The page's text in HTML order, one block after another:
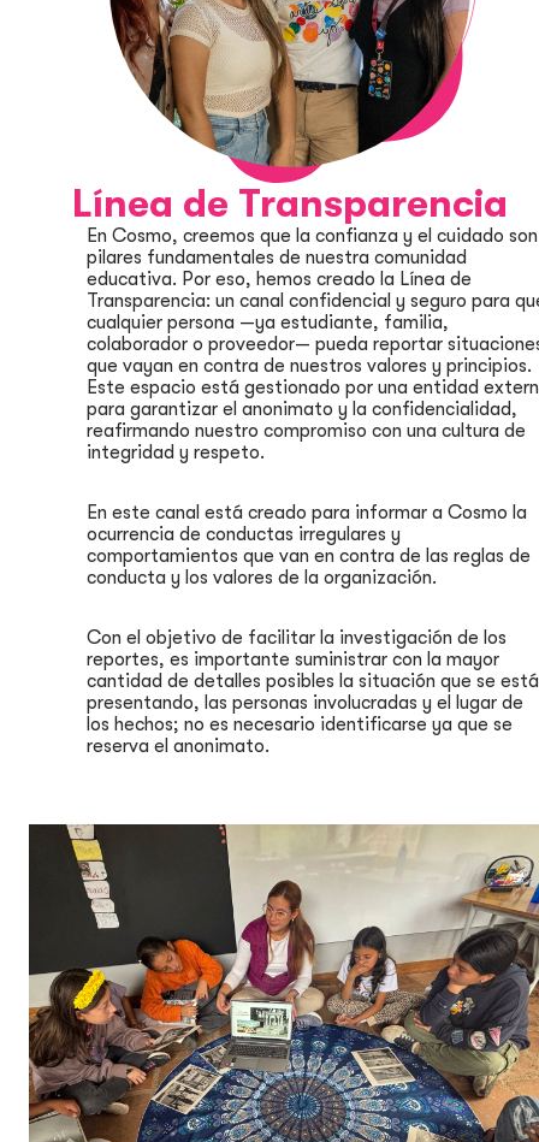
Línea de Transparencia
En Cosmo, creemos que la confianza y el cuidado son
pilares fundamentales de nuestra comunidad
educativa. Por eso, hemos creado la Línea de
Transparencia: un canal confidencial y seguro para
cualquier persona —ya estudiante, familia,
colaborador o proveedor— pueda reportar
que vayan en contra de nuestros valores y principios.
Este espacio está gestionado por una entidad
para garantizar el anonimato y la confidencialidad,
reafirmando nuestro compromiso con una cultura de
integridad y respeto.
En este canal está creado para informar a Cosmo la
ocurrencia de conductas irregulares y
comportamientos que van en contra de las reglas de
conducta y los valores de la organización.
Con el objetivo de facilitar la investigación de los
reportes, es importante suministrar con la mayor
cantidad de detalles posibles la situación que se está
presentando, las personas involucradas y el lugar de
los hechos; no es necesario identificarse ya que se
reserva el anonimato.